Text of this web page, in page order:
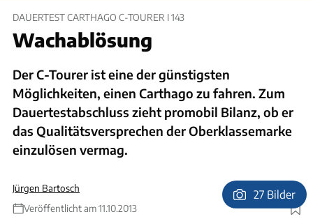
DAUERTEST CARTHAGO C-TOURER I 143
Wachablösung
Der C-Tourer ist eine der günstigsten
Möglichkeiten, einen Carthago zu fahren. Zum
Dauertestabschluss zieht promobil Bilanz, ob er
das Qualitätsversprechen der Oberklassemarke
einzulösen vermag.
Jürgen Bartosch
Veröffentlicht am 11.10.2013
Foto: Pompe, Ebberg, Fleck, Kohstall, Pfisterer, Wagner, Bartosch
27 Bilder